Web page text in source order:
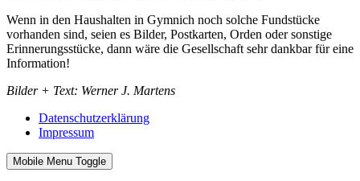
Wenn in den Haushalten in Gymnich noch solche Fundstücke
vorhanden sind, seien es Bilder, Postkarten, Orden oder sonstige
Erinnerungsstücke, dann wäre die Gesellschaft sehr dankbar für eine
Information!
Bilder + Text: Werner J. Martens
Datenschutzerklärung
Impressum
Mobile Menu Toggle